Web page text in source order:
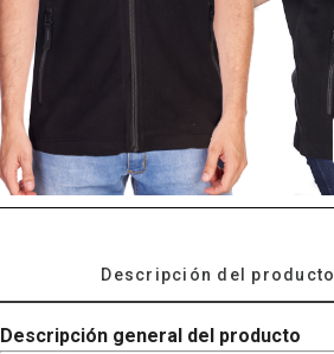
Descripción del producto
Descripción general del producto